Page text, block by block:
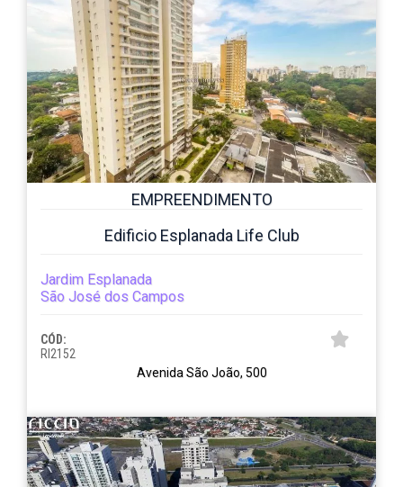
EMPREENDIMENTO
Edificio Esplanada Life Club
Jardim Esplanada
São José dos Campos
CÓD:
RI2152
Avenida São João, 500